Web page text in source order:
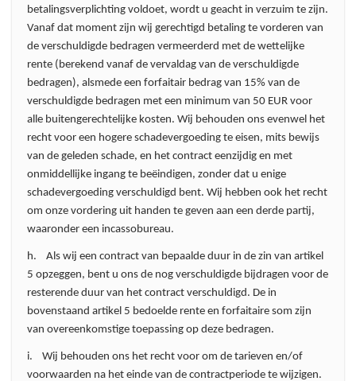
betalingsverplichting voldoet, wordt u geacht in verzuim te zijn.
Vanaf dat moment zijn wij gerechtigd betaling te vorderen van
de verschuldigde bedragen vermeerderd met de wettelijke
rente (berekend vanaf de vervaldag van de verschuldigde
bedragen), alsmede een forfaitair bedrag van 15% van de
verschuldigde bedragen met een minimum van 50 EUR voor
alle buitengerechtelijke kosten. Wij behouden ons evenwel het
recht voor een hogere schadevergoeding te eisen, mits bewijs
van de geleden schade, en het contract eenzijdig en met
onmiddellijke ingang te beëindigen, zonder dat u enige
schadevergoeding verschuldigd bent. Wij hebben ook het recht
om onze vordering uit handen te geven aan een derde partij,
waaronder een incassobureau.
h. Als wij een contract van bepaalde duur in de zin van artikel
5 opzeggen, bent u ons de nog verschuldigde bijdragen voor de
resterende duur van het contract verschuldigd. De in
bovenstaand artikel 5 bedoelde rente en forfaitaire som zijn
van overeenkomstige toepassing op deze bedragen.
i. Wij behouden ons het recht voor om de tarieven en/of
voorwaarden na het einde van de contractperiode te wijzigen.